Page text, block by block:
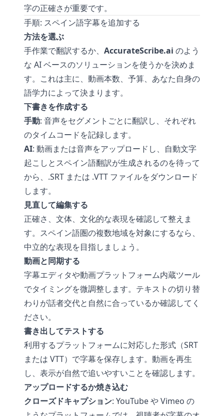
字の正確さが重要です。
手順: スペイン語字幕を追加する
方法を選ぶ
手作業で翻訳するか、 AccurateScribe.ai のよう
な AI ベースのソリューションを使うかを決めま
す。これは主に、動画本数、予算、あなた自身の
語学力によって決まります。
下書きを作成する
手動: 音声をセグメントごとに翻訳し、それぞれ
のタイムコードを記録します。
AI: 動画または音声をアップロードし、自動文字
起こしとスペイン語翻訳が生成されるのを待って
から、.SRT または .VTT ファイルをダウンロード
します。
見直して編集する
正確さ、文体、文化的な表現を確認して整えま
す。スペイン語圏の複数地域を対象にするなら、
中立的な表現を目指しましょう。
動画と同期する
字幕エディタや動画プラットフォーム内蔵ツール
でタイミングを微調整します。テキストの切り替
わりが話者交代と自然に合っているか確認してく
ださい。
書き出してテストする
利用するプラットフォームに対応した形式（SRT
または VTT）で字幕を保存します。動画を再生
し、表示が自然で追いやすいことを確認します。
アップロードするか焼き込む
クローズドキャプション: YouTube や Vimeo の